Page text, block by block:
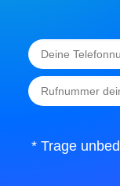
* Trage